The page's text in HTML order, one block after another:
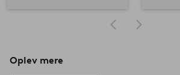
Oplev mere